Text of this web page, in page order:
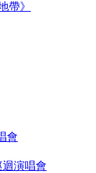
帶》
會
迴演唱會